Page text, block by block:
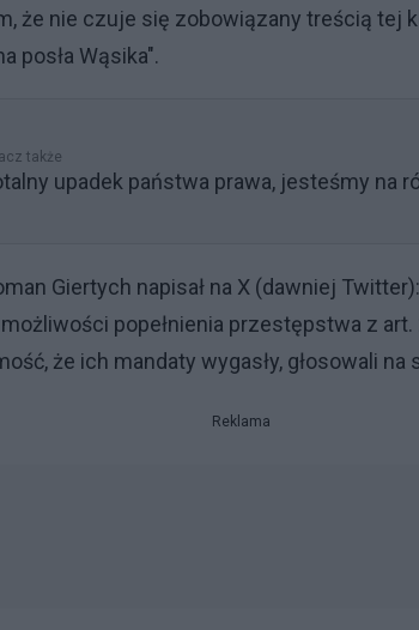
że nie czuje się zobowiązany treścią tej
posła Wąsika".
także
upadek państwa prawa, jesteśmy na
Giertych napisał na X (dawniej
popełnienia przestępstwa z
że ich mandaty wygasły, głosowali
Reklama